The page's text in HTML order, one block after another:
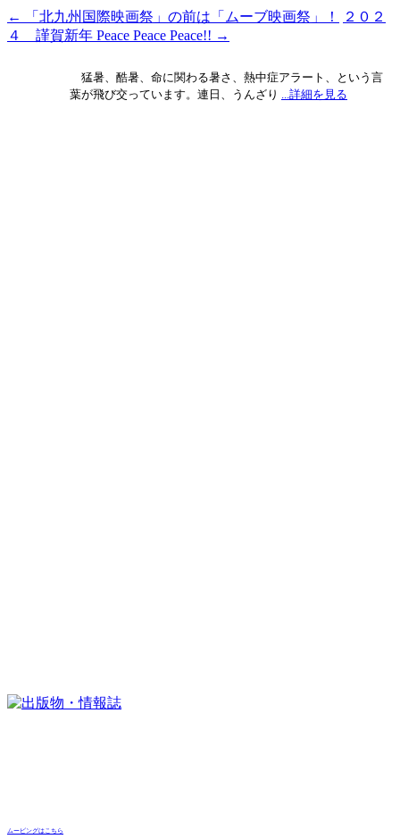
投
稿
← 「北九州国際映画祭」の前は「ムーブ映画祭」！
２０２
４ 謹賀新年 Peace Peace Peace!! →
猛暑、酷暑、命に関わる暑さ、熱中症アラート、という言
葉が飛び交っています。連日、うんざり
...詳細を見る
ムービングはこちら